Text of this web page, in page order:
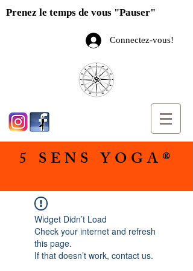
Prenez le temps de vous "Pauser"
Connectez-vous!
5 SENS YOGA®
Widget Didn’t Load
Check your internet and refresh
this page.
If that doesn’t work, contact us.